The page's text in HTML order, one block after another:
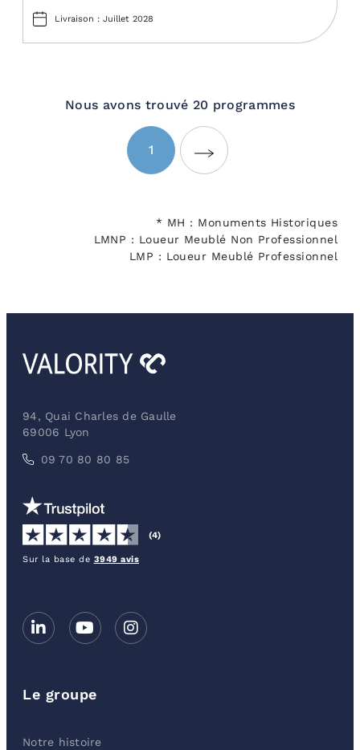
Livraison : Juillet 2028
Nous avons trouvé 20 programmes
1
Suivante
* MH : Monuments Historiques
LMNP : Loueur Meublé Non Professionnel
LMP : Loueur Meublé Professionnel
94, Quai Charles de Gaulle
69006 Lyon
09 70 80 80 85
(4)
Sur la base de 3949 avis
Le groupe
Notre histoire